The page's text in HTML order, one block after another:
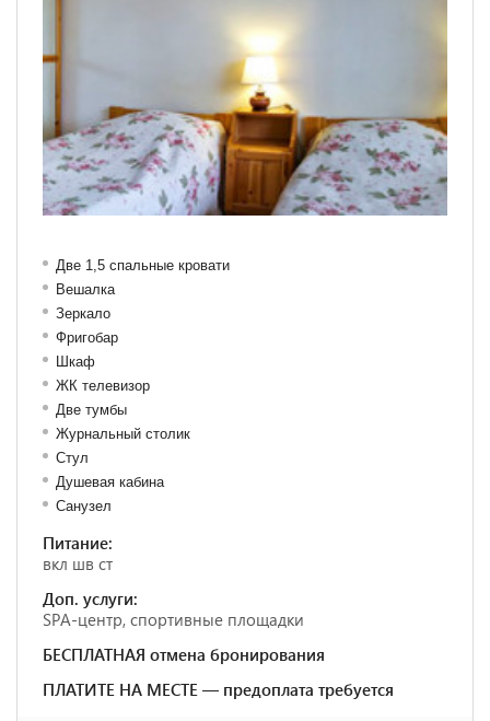
Две 1,5 спальные кровати
Вешалка
Зеркало
Фригобар
Шкаф
ЖК телевизор
Две тумбы
Журнальный столик
Стул
Душевая кабина
Санузел
Питание:
вкл шв ст
Доп. услуги:
SPA-центр, спортивные площадки
БЕСПЛАТНАЯ отмена бронирования
ПЛАТИТЕ НА МЕСТЕ — предоплата требуется